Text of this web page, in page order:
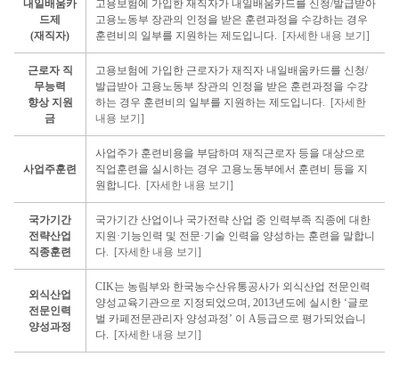
내일배움카
드제
(재직자)
고용보험에 가입한 재직자가 내일배움카드를 신청/발급받아
고용노동부 장관의 인정을 받은 훈련과정을 수강하는 경우
훈련비의 일부를 지원하는 제도입니다. [자세한 내용 보기]
근로자 직
무능력
향상 지원
금
고용보험에 가입한 근로자가 재직자 내일배움카드를 신청/
발급받아 고용노동부 장관의 인정을 받은 훈련과정을 수강
하는 경우 훈련비의 일부를 지원하는 제도입니다. [자세한
내용 보기]
사업주훈련
사업주가 훈련비용을 부담하며 재직근로자 등을 대상으로
직업훈련을 실시하는 경우 고용노동부에서 훈련비 등을 지
원합니다. [자세한 내용 보기]
국가기간
전략산업
직종훈련
국가기간 산업이나 국가전략 산업 중 인력부족 직종에 대한
지원·기능인력 및 전문·기술 인력을 양성하는 훈련을 말합니
다. [자세한 내용 보기]
외식산업
전문인력
양성과정
CIK는 농림부와 한국농수산유통공사가 외식산업 전문인력
양성교육기관으로 지정되었으며, 2013년도에 실시한 ‘글로
벌 카페전문관리자 양성과정’ 이 A등급으로 평가되었습니
다. [자세한 내용 보기]